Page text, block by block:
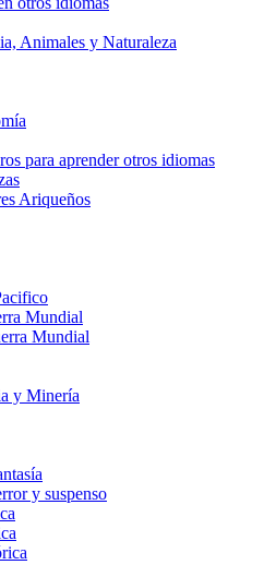
Animales y Naturaleza
para aprender otros idiomas
Ariqueños
Mundial
Mundial
y Minería
y suspenso